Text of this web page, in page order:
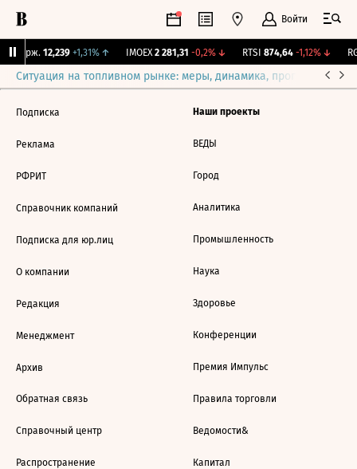
Войти
Бирж. 12,239 +1,31%↑ IMOEX 2 281,31 -0,2%↓ RTSI 874,64 -1,12%↓
Ситуация на топливном рынке: меры, динамика, прогнозы
Подписка
Реклама
РФРИТ
Справочник компаний
Подписка для юр.лиц
О компании
Редакция
Менеджмент
Архив
Обратная связь
Справочный центр
Распространение
Наши проекты
ВЕДЫ
Город
Аналитика
Промышленность
Наука
Здоровье
Конференции
Премия Импульс
Правила торговли
Ведомости&
Капитал